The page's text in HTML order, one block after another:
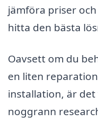
jämföra priser
hitta den bästa
Oavsett om du
en liten
installation, är
noggrann